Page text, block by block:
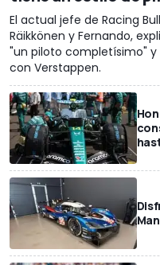
El actual jefe de Racing
Räikkönen y Fernando,
"un piloto completísimo"
con Verstappen.